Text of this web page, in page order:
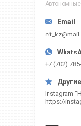
Автономные
+7 (702)
Instagram
https://